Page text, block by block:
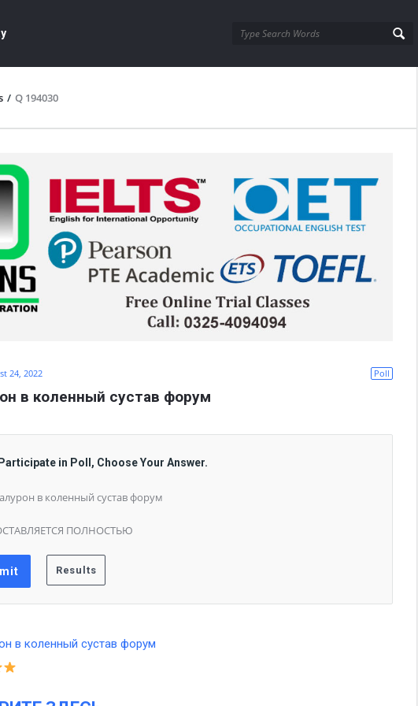
/ Q 194030
Poll
24, 2022
в коленный сустав форум
in Poll, Choose Your Answer.
в коленный сустав форум
ПОЛНОСТЬЮ